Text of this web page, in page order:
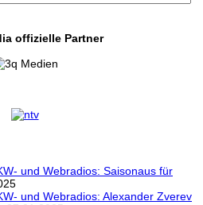
offizielle Partner
und Webradios: Saisonaus für
und Webradios: Alexander Zverev